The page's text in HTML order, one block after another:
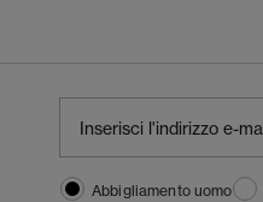
Abbigliamento uomo